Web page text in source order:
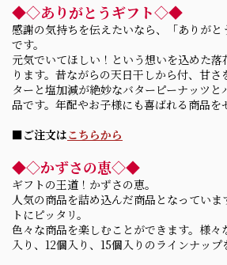
◆◇ありがとうギフト◇◆
感謝の気持ちを伝えたいなら、「ありがと
です。
元気でいてほしい！という想いを込めた
ります。昔ながらの天日干しから付、甘
ターと塩加減が絶妙なバターピーナッツ
品です。年配やお子様にも喜ばれる商品を
■ご注文はこちらから
◆◇かずさの恵◇◆
ギフトの王道！かずさの恵。
人気の商品を詰め込んだ商品となっていま
トにピッタリ。
色々な商品を楽しむことができます。様々
入り、12個入り、15個入りのラインナップ